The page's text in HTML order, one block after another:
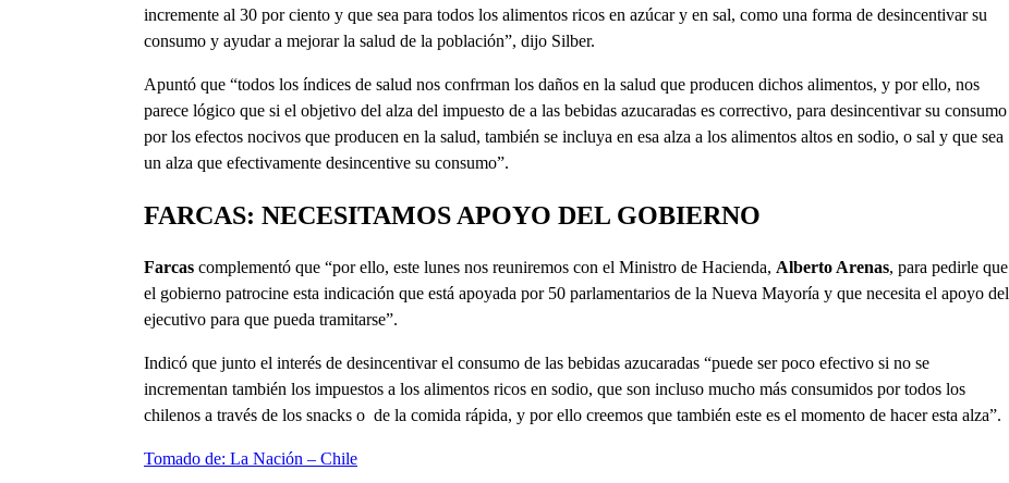
incremente al 30 por ciento y que sea para todos los alimentos ricos en azúcar y en sal, como una forma de desincentivar su
consumo y ayudar a mejorar la salud de la población”, dijo Silber.
Apuntó que “todos los índices de salud nos confrman los daños en la salud que producen dichos alimentos, y por ello, nos
parece lógico que si el objetivo del alza del impuesto de a las bebidas azucaradas es correctivo, para desincentivar su consumo
por los efectos nocivos que producen en la salud, también se incluya en esa alza a los alimentos altos en sodio, o sal y que sea
un alza que efectivamente desincentive su consumo”.
FARCAS: NECESITAMOS APOYO DEL GOBIERNO
Farcas complementó que “por ello, este lunes nos reuniremos con el Ministro de Hacienda, Alberto Arenas, para pedirle que
el gobierno patrocine esta indicación que está apoyada por 50 parlamentarios de la Nueva Mayoría y que necesita el apoyo del
ejecutivo para que pueda tramitarse”.
Indicó que junto el interés de desincentivar el consumo de las bebidas azucaradas “puede ser poco efectivo si no se
incrementan también los impuestos a los alimentos ricos en sodio, que son incluso mucho más consumidos por todos los
chilenos a través de los snacks o de la comida rápida, y por ello creemos que también este es el momento de hacer esta alza”.
Tomado de: La Nación – Chile